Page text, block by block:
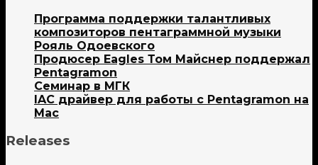
Программа поддержки талантливых
композиторов пентаграммной музыки
Рояль Одоевского
Продюсер Eagles Том Майснер поддержал
Pentagramon
Семинар в МГК
IAC драйвер для работы с Pentagramon на
Mac
Releases